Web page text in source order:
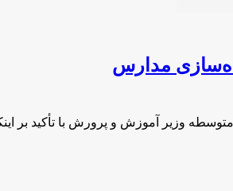
مدارس
وزیر آموزش و پرورش با تأکید بر